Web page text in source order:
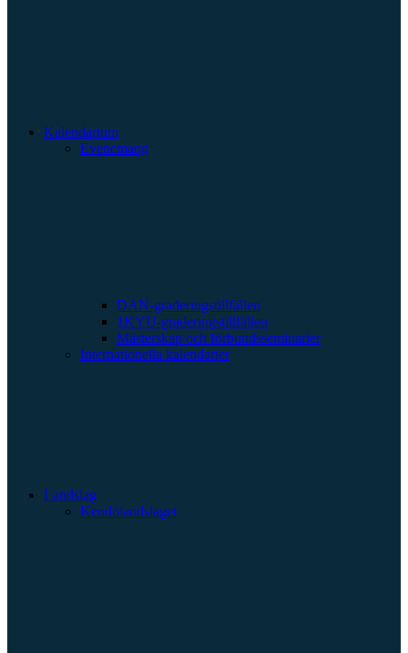
Kalendarium
Evenemang
DAN-graderingstillfällen
1KYU-graderingstillfällen
Mästerskap och förbundsseminarier
Internationella kalendarier
Landslag
Kendolandslaget